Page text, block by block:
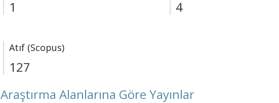
1 4
Atıf (Scopus)
127
Araştırma Alanlarına Göre Yayınlar